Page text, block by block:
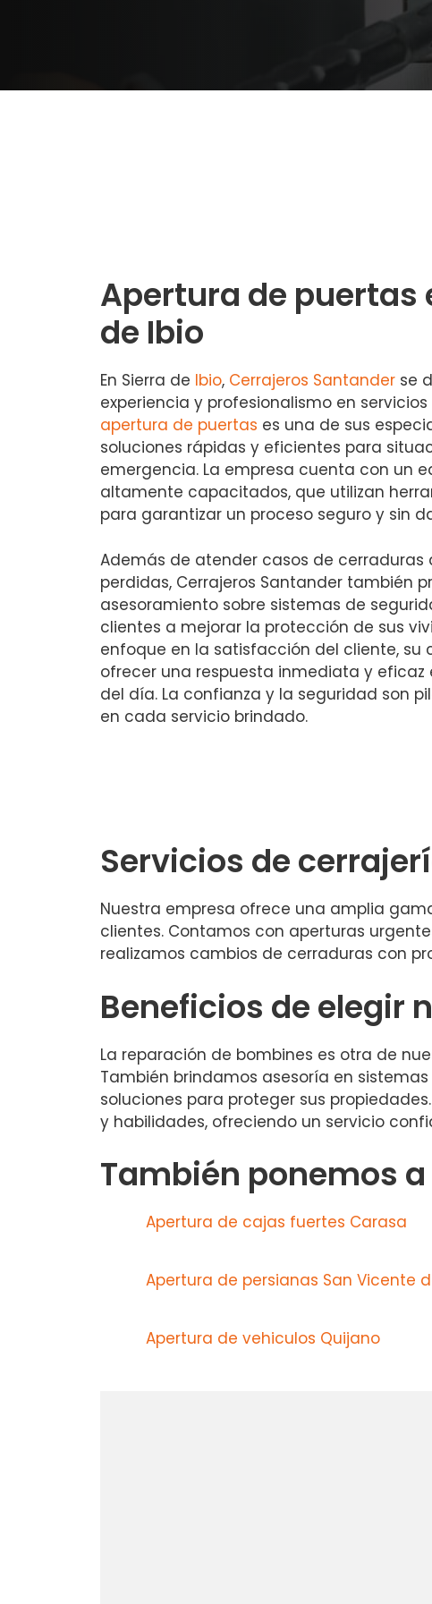
Apertura de puertas
de Ibio
En Sierra de Ibio, Cerrajeros Santander se
experiencia y profesionalismo en
apertura de puertas es una de sus
soluciones rápidas y eficientes para
emergencia. La empresa cuenta con un
altamente capacitados, que utilizan
para garantizar un proceso seguro y sin
Además de atender casos de cerraduras
perdidas, Cerrajeros Santander también
asesoramiento sobre sistemas de
clientes a mejorar la protección de sus
enfoque en la satisfacción del cliente, su
ofrecer una respuesta inmediata y eficaz
del día. La confianza y la seguridad son
en cada servicio brindado.
Servicios de
Nuestra empresa ofrece una amplia
clientes. Contamos con aperturas
realizamos cambios de cerraduras con
Beneficios de elegir
La reparación de bombines es otra de
También brindamos asesoría en
soluciones para proteger sus
y habilidades, ofreciendo un servicio
También ponemos
Apertura de cajas fuertes Carasa
Apertura de persianas San Vicente
Apertura de vehiculos Quijano